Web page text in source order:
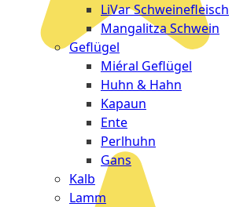
LiVar Schweinefleisch
Mangalitza Schwein
Geflügel
Miéral Geflügel
Huhn & Hahn
Kapaun
Ente
Perlhuhn
Gans
Kalb
Lamm